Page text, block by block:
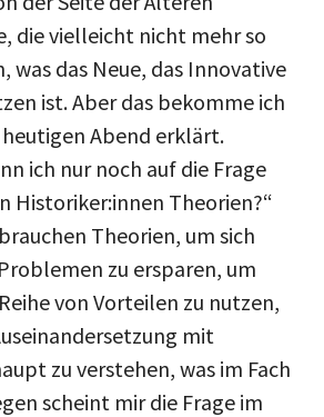
die vielleicht nicht mehr so
was das Neue, das Innovative
ist. Aber das bekomme ich
Abend erklärt.
ich nur noch auf die Frage
Historiker:innen Theorien?“
Theorien, um sich
zu ersparen, um
von Vorteilen zu nutzen,
mit
zu verstehen, was im Fach
scheint mir die Frage im